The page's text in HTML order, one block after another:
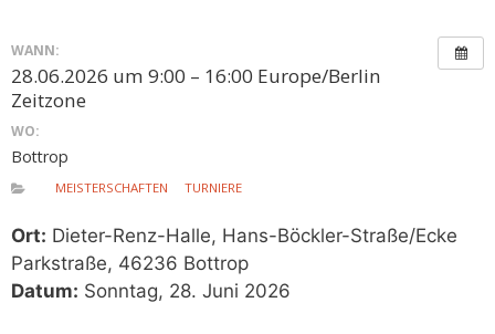
WANN:
28.06.2026 um 9:00 – 16:00 Europe/Berlin
Zeitzone
WO:
Bottrop
MEISTERSCHAFTEN TURNIERE
Ort: Dieter-Renz-Halle, Hans-Böckler-Straße/Ecke
Parkstraße, 46236 Bottrop
Datum: Sonntag, 28. Juni 2026